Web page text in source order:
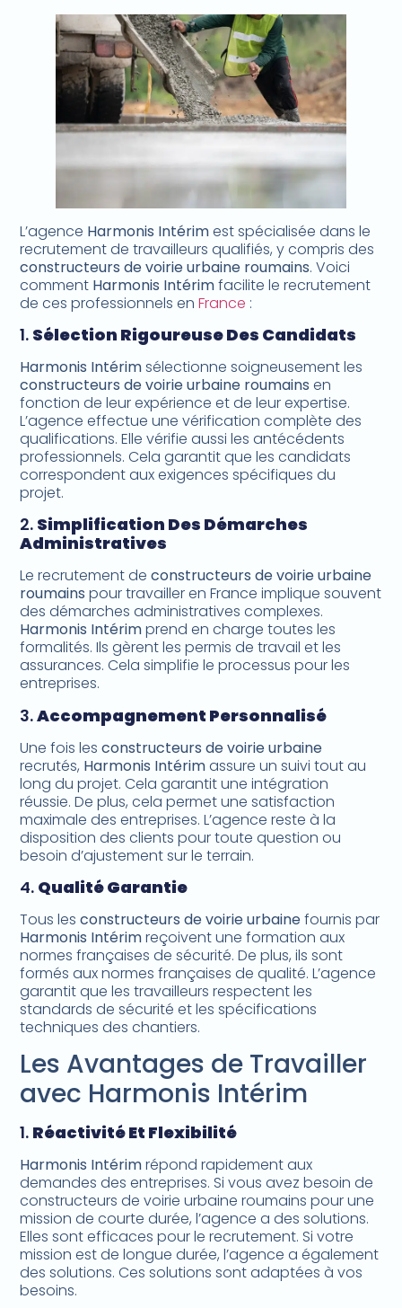
L’agence Harmonis Intérimest spécialisée dans le
recrutement de travailleurs qualifiés, y compris des
constructeurs de voirie urbaine roumains. Voici
comment Harmonis Intérimfacilite le recrutement
de ces professionnels enFrance :
1. Sélection Rigoureuse Des Candidats
Harmonis Intérimsélectionne soigneusement les
constructeurs de voirie urbaine roumains en
fonction de leur expérience et de leur expertise.
L’agence effectue une vérification complète des
qualifications. Elle vérifie aussi les antécédents
professionnels. Cela garantit que les candidats
correspondent aux exigences spécifiques du
projet.
2. Simplification Des Démarches
Administratives
Le recrutement deconstructeurs de voirie urbaine
roumains pour travailler en France implique souvent
des démarches administratives complexes.
Harmonis Intérimprend en charge toutes les
formalités. Ils gèrent les permis de travail et les
assurances. Cela simplifie le processus pour les
entreprises.
3.Accompagnement Personnalisé
Une fois lesconstructeurs de voirie urbaine
recrutés, Harmonis Intérimassure un suivi tout au
long du projet. Cela garantit une intégration
réussie. De plus, cela permet une satisfaction
maximale des entreprises. L’agence reste à la
disposition des clients pour toute question ou
besoin d’ajustement sur le terrain.
4. Qualité Garantie
Tous lesconstructeurs de voirie urbainefournis par
Harmonis Intérimreçoivent une formation aux
normes françaises de sécurité. De plus, ils sont
formés aux normes françaises de qualité. L’agence
garantit que les travailleurs respectent les
standards de sécurité et les spécifications
techniques des chantiers.
Les Avantages de Travailler
avec Harmonis Intérim
1. Réactivité Et Flexibilité
Harmonis Intérimrépond rapidement aux
demandes des entreprises. Si vous avez besoin de
constructeurs de voirie urbaine roumains pour une
mission de courte durée, l’agence a des solutions.
Elles sont efficaces pour le recrutement. Si votre
mission est de longue durée, l’agence a également
des solutions. Ces solutions sont adaptées à vos
besoins.